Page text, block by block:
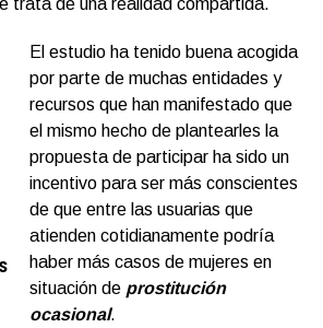
trata de una realidad compartida.
El estudio ha tenido buena acogida
por parte de muchas entidades y
recursos que han manifestado que
el mismo hecho de plantearles la
propuesta de participar ha sido un
incentivo para ser más conscientes
de que entre las usuarias que
atienden cotidianamente podría
haber más casos de mujeres en
situación de prostitución
ocasional.